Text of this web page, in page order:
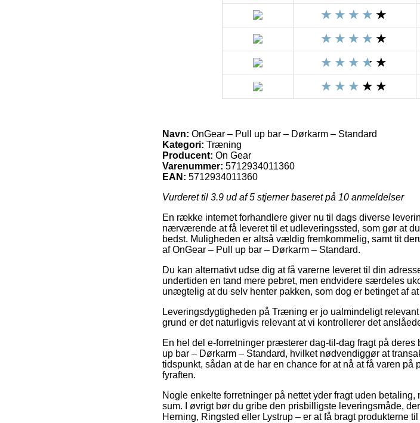
Navn: OnGear – Pull up bar – Dørkarm – Standard
Kategori: Træning
Producent: On Gear
Varenummer: 5712934011360
EAN: 5712934011360
Vurderet til 3.9 ud af 5 stjerner baseret på 10 anmeldelser
En række internet forhandlere giver nu til dags diverse
nærværende at få leveret til et udleveringssted, som gør at
bedst. Muligheden er altså vældig fremkommelig, samt tit
af OnGear – Pull up bar – Dørkarm – Standard.
Du kan alternativt udse dig at få varerne leveret til din
undertiden en tand mere pebret, men endvidere særdeles
unægtelig at du selv henter pakken, som dog er betinget af
Leveringsdygtigheden på Træning er jo ualmindeligt
grund er det naturligvis relevant at vi kontrollerer det
En hel del e-forretninger præsterer dag-til-dag fragt på
up bar – Dørkarm – Standard, hvilket nødvendiggør at
tidspunkt, sådan at de har en chance for at nå at få varen
fyraften.
Nogle enkelte forretninger på nettet yder fragt uden
sum. I øvrigt bør du gribe den prisbilligste leveringsmåde,
Herning, Ringsted eller Lystrup – er at få bragt produkterne